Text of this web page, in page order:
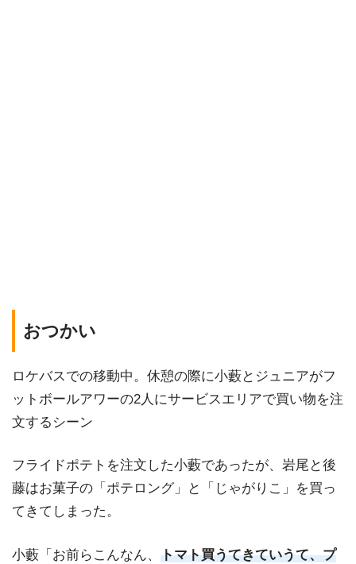
おつかい
ロケバスでの移動中。休憩の際に小藪とジュニアがフ
ットボールアワーの2人にサービスエリアで買い物を注
文するシーン
フライドポテトを注文した小藪であったが、岩尾と後
藤はお菓子の「ポテロング」と「じゃがりこ」を買っ
てきてしまった。
小藪「お前らこんなん、 トマト買うてきていうて、プ